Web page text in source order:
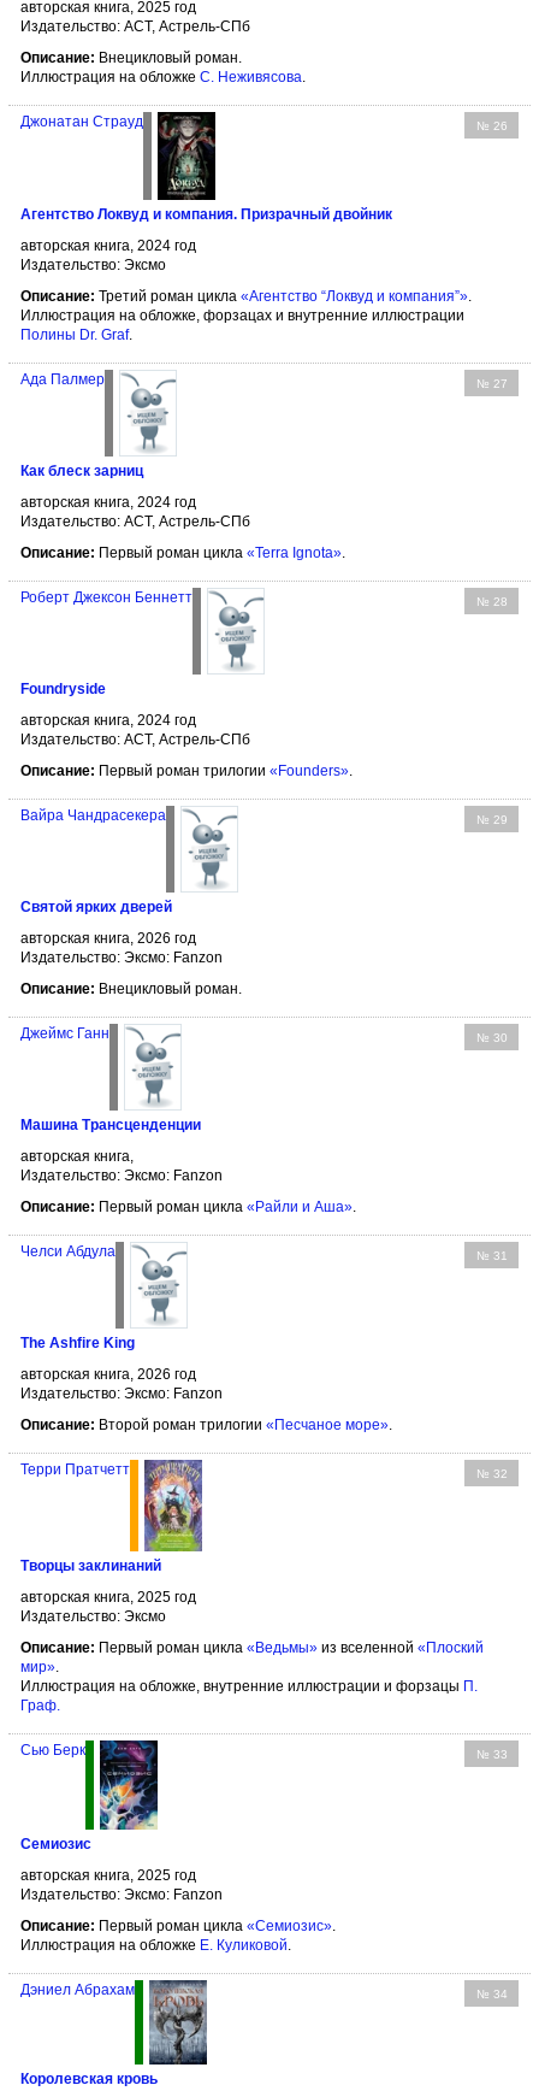
авторская книга, 2025 год
Издательство: АСТ, Астрель-СПб
Описание: Внецикловый роман.
Иллюстрация на обложке С. Неживясова.
№ 26
Джонатан Страуд
Агентство Локвуд и компания. Призрачный двойник
авторская книга, 2024 год
Издательство: Эксмо
Описание: Третий роман цикла «Агентство “Локвуд и компания”».
Иллюстрация на обложке, форзацах и внутренние иллюстрации
Полины Dr. Graf.
№ 27
Ада Палмер
Как блеск зарниц
авторская книга, 2024 год
Издательство: АСТ, Астрель-СПб
Описание: Первый роман цикла «Terra Ignota».
№ 28
Роберт Джексон Беннетт
Foundryside
авторская книга, 2024 год
Издательство: АСТ, Астрель-СПб
Описание: Первый роман трилогии «Founders».
№ 29
Вайра Чандрасекера
Святой ярких дверей
авторская книга, 2026 год
Издательство: Эксмо: Fanzon
Описание: Внецикловый роман.
№ 30
Джеймс Ганн
Машина Трансценденции
авторская книга,
Издательство: Эксмо: Fanzon
Описание: Первый роман цикла «Райли и Аша».
№ 31
Челси Абдула
The Ashfire King
авторская книга, 2026 год
Издательство: Эксмо: Fanzon
Описание: Второй роман трилогии «Песчаное море».
№ 32
Терри Пратчетт
Творцы заклинаний
авторская книга, 2025 год
Издательство: Эксмо
Описание: Первый роман цикла «Ведьмы» из вселенной «Плоский
мир».
Иллюстрация на обложке, внутренние иллюстрации и форзацы П.
Граф.
№ 33
Сью Берк
Семиозис
авторская книга, 2025 год
Издательство: Эксмо: Fanzon
Описание: Первый роман цикла «Семиозис».
Иллюстрация на обложке Е. Куликовой.
№ 34
Дэниел Абрахам
Королевская кровь